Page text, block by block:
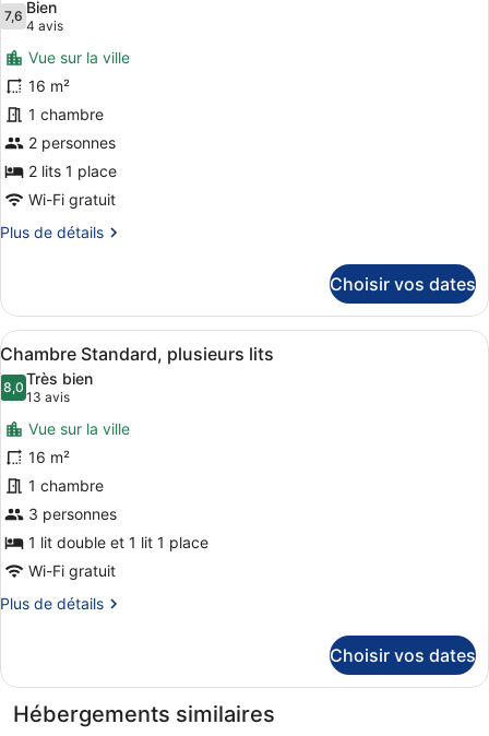
Chambre
Standard,
lit
double
les
photos
pour
ce
type
de
chambre :
Chambre
Standard
avec
jumeaux,
2
lits
une
place
7,67,6 sur 10
Bien
4 avis
(4 avis)
Vue sur la ville
16 m²
1 chambre
2 personnes
2 lits 1 place
Wi-Fi gratuit
Plus de détails
Plus
le
type
de
chambre
Chambre
Standard
avec
lits
jumeaux,
lits
une
place
Choisir vos dates
Afficher
toutes
les
photos
pour
ce
type
de
chambre :
Chambre
Standard,
plusieurs
Une chambre d’hôtel avec deux
10
Chambre Standard, plusieurs lits
8,08,0 sur 10
Très bien
13 avis
(13 avis)
Vue sur la ville
16 m²
1 chambre
3 personnes
1 lit double et 1 lit 1 place
Wi-Fi gratuit
Plus de détails
Plus
le
de
Choisir vos dates
Hébergements similaires